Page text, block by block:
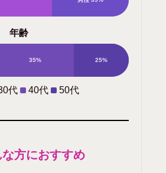
年齢
35% 25%
代 40代 50代
な方におすすめ